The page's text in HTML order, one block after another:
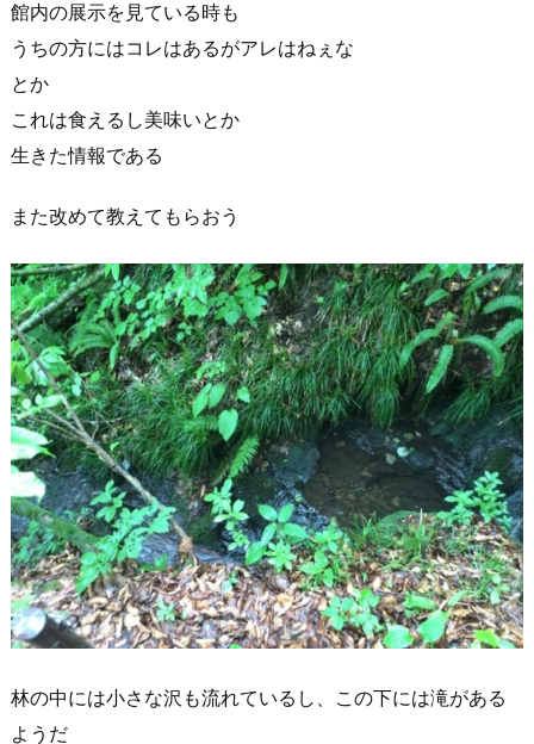
館内の展示を見ている時も
うちの方にはコレはあるがアレはねぇな
とか
これは食えるし美味いとか
生きた情報である
また改めて教えてもらおう
林の中には小さな沢も流れているし、この下には滝がある
ようだ